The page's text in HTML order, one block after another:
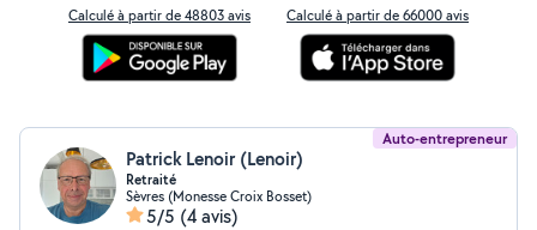
Calculé à partir de 48803 avis Calculé à partir de 66000 avis
Auto-entrepreneur
Patrick Lenoir (Lenoir)
Retraité
Sèvres (Monesse Croix Bosset)
5/5 (4 avis)